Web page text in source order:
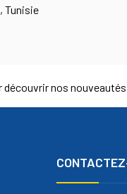
Tunisie
découvrir nos